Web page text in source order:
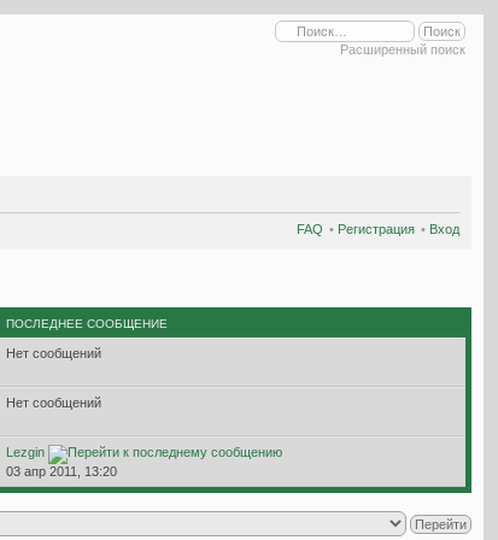
Расширенный поиск
FAQ • Регистрация • Вход
ПОСЛЕДНЕЕ СООБЩЕНИЕ
Нет сообщений
Нет сообщений
Lezgin
03 апр 2011, 13:20